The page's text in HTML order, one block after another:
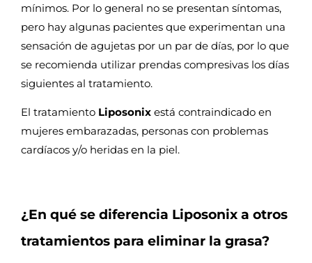
mínimos. Por lo general no se presentan síntomas,
pero hay algunas pacientes que experimentan una
sensación de agujetas por un par de días, por lo que
se recomienda utilizar prendas compresivas los días
siguientes al tratamiento.
El tratamiento Liposonix está contraindicado en
mujeres embarazadas, personas con problemas
cardíacos y/o heridas en la piel.
¿En qué se diferencia Liposonix a otros
tratamientos para eliminar la grasa?